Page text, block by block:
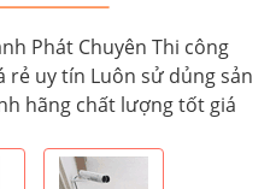
Phát Chuyên Thi công
rẻ uy tín Luôn sử dủng sản
hãng chất lượng tốt giá